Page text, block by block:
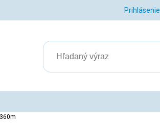
Prihlásenie